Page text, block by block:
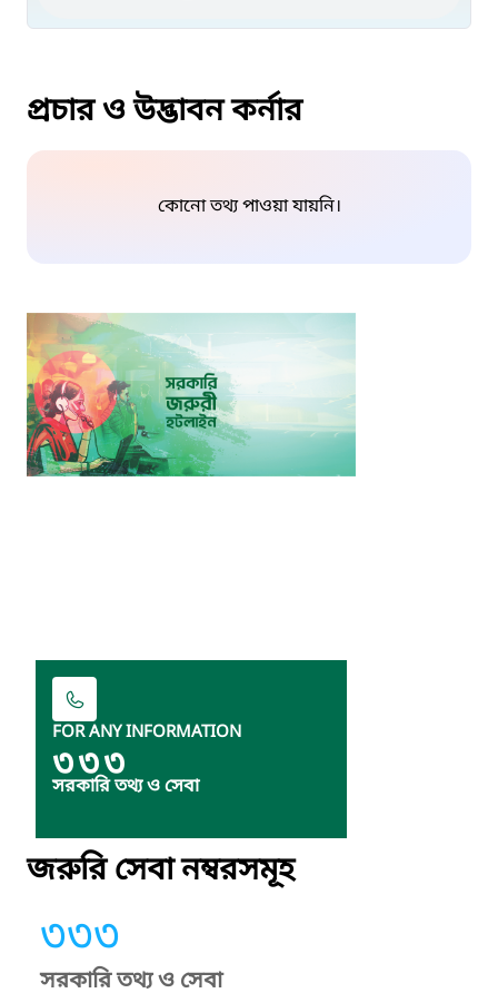
প্রচার ও উদ্ভাবন কর্নার
কোনো তথ্য পাওয়া যায়নি।
FOR ANY INFORMATION
৩৩৩
সরকারি তথ্য ও সেবা
জরুরি সেবা নম্বরসমূহ
৩৩৩
সরকারি তথ্য ও সেবা